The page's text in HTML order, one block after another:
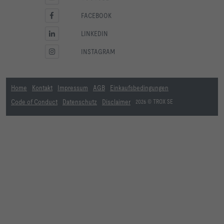
FACEBOOK
LINKEDIN
INSTAGRAM
Home Kontakt Impressum AGB
Einkaufsbedingungen
Code of Conduct
Datenschutz Disclaimer 2026 © TROX SE